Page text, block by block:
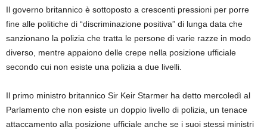
Il governo britannico è sottoposto a crescenti pressioni per porre
fine alle politiche di “discriminazione positiva” di lunga data che
sanzionano la polizia che tratta le persone di varie razze in modo
diverso, mentre appaiono delle crepe nella posizione ufficiale
secondo cui non esiste una polizia a due livelli.
Il primo ministro britannico Sir Keir Starmer ha detto mercoledì al
Parlamento che non esiste un doppio livello di polizia, un tenace
attaccamento alla posizione ufficiale anche se i suoi stessi ministri